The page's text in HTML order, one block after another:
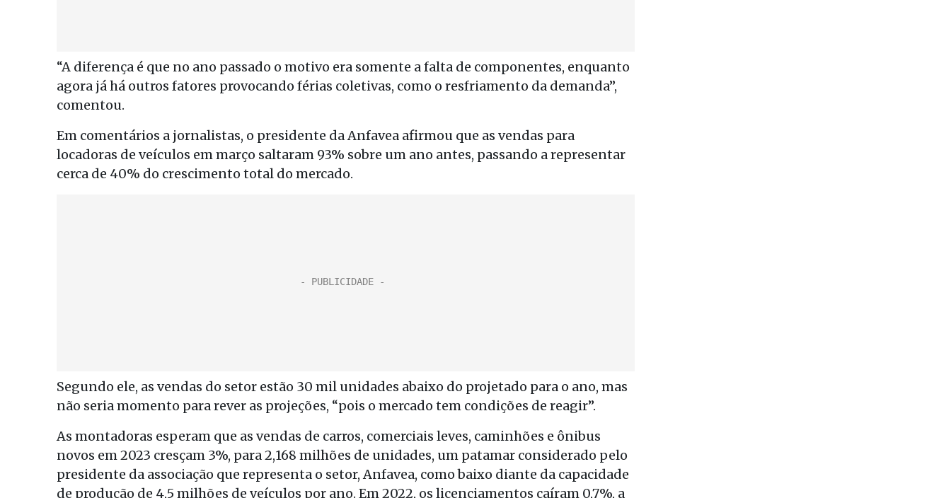
“A diferença é que no ano passado o motivo era somente a falta de componentes, enquanto
agora já há outros fatores provocando férias coletivas, como o resfriamento da demanda”,
comentou.
Em comentários a jornalistas, o presidente da Anfavea afirmou que as vendas para
locadoras de veículos em março saltaram 93% sobre um ano antes, passando a representar
cerca de 40% do crescimento total do mercado.
Segundo ele, as vendas do setor estão 30 mil unidades abaixo do projetado para o ano, mas
não seria momento para rever as projeções, “pois o mercado tem condições de reagir”.
As montadoras esperam que as vendas de carros, comerciais leves, caminhões e ônibus
novos em 2023 cresçam 3%, para 2,168 milhões de unidades, um patamar considerado pelo
presidente da associação que representa o setor, Anfavea, como baixo diante da capacidade
de produção de 4,5 milhões de veículos por ano. Em 2022, os licenciamentos caíram 0,7%, a